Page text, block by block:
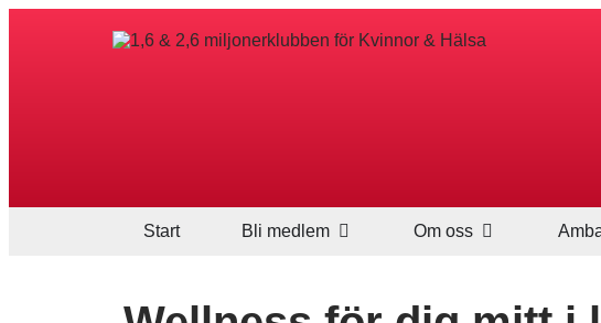
Start Bli medlem Om oss